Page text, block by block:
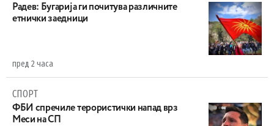
Радев: Бугарија ги почитува различните
етнички заедници
пред 2 часа
СПОРТ
ФБИ спречиле терористички напад врз
Меси на СП